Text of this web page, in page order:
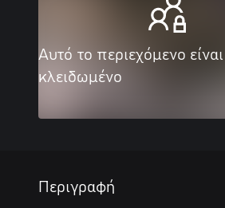
Αυτό το περιεχόμενο είναι
κλειδωμένο
Περιγραφή